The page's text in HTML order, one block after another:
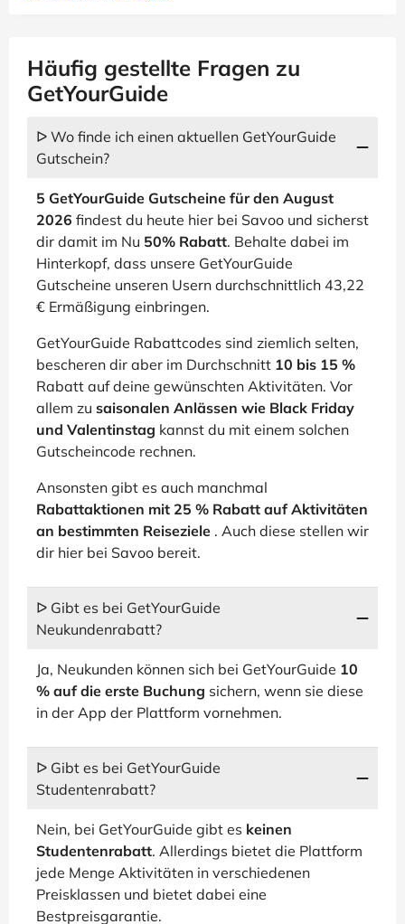
Häufig gestellte Fragen zu
GetYourGuide
ᐅ Wo finde ich einen aktuellen GetYourGuide
Gutschein?
5 GetYourGuide Gutscheine für den August
2026 findest du heute hier bei Savoo und sicherst
dir damit im Nu 50% Rabatt. Behalte dabei im
Hinterkopf, dass unsere GetYourGuide
Gutscheine unseren Usern durchschnittlich 43,22
€ Ermäßigung einbringen.
GetYourGuide Rabattcodes sind ziemlich selten,
bescheren dir aber im Durchschnitt 10 bis 15 %
Rabatt auf deine gewünschten Aktivitäten. Vor
allem zu saisonalen Anlässen wie Black Friday
und Valentinstag kannst du mit einem solchen
Gutscheincode rechnen.
Ansonsten gibt es auch manchmal
Rabattaktionen mit 25 % Rabatt auf Aktivitäten
an bestimmten Reiseziele . Auch diese stellen wir
dir hier bei Savoo bereit.
ᐅ Gibt es bei GetYourGuide
Neukundenrabatt?
Ja, Neukunden können sich bei GetYourGuide 10
% auf die erste Buchung sichern, wenn sie diese
in der App der Plattform vornehmen.
ᐅ Gibt es bei GetYourGuide
Studentenrabatt?
Nein, bei GetYourGuide gibt es keinen
Studentenrabatt. Allerdings bietet die Plattform
jede Menge Aktivitäten in verschiedenen
Preisklassen und bietet dabei eine
Bestpreisgarantie.